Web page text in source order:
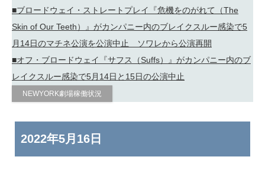
■ブロードウェイ・ストレートプレイ『危機をのがれて（The
Skin of Our Teeth）』がカンパニー内のブレイクスルー感染で5
月14日のマチネ公演を公演中止 ソワレから公演再開
■オフ・ブロードウェイ『サフス（Suffs）』がカンパニー内のブ
レイクスルー感染で5月14日と15日の公演中止
NEWYORK劇場稼働状況
2022年5月16日